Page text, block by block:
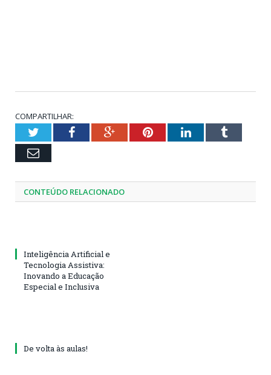
COMPARTILHAR:
TwitterFacebookGoogle+PinterestLinkedInTumblr
Email
CONTEÚDO RELACIONADO
Inteligência Artificial e
Tecnologia Assistiva:
Inovando a Educação
Especial e Inclusiva
De volta às aulas!